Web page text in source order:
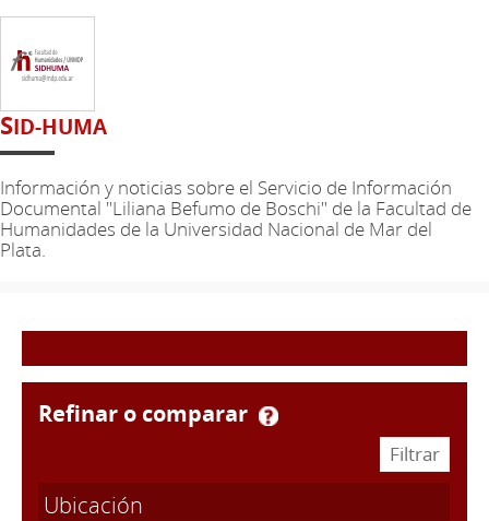
SID-HUMA
Información y noticias sobre el Servicio de Información
Documental "Liliana Befumo de Boschi" de la Facultad de
Humanidades de la Universidad Nacional de Mar del
Plata.
refinar o comparar
Ubicación